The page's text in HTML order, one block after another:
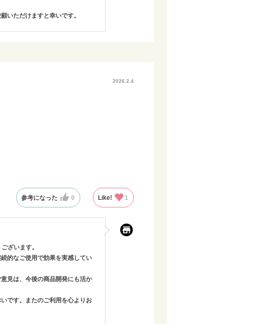
いただけますと幸いです。
2026.2.4
参考になった 0 Like! 1
ざいます。
的なご使用で効果を実感してい
見は、今後の商品開発にも活か
です。またのご利用を心よりお